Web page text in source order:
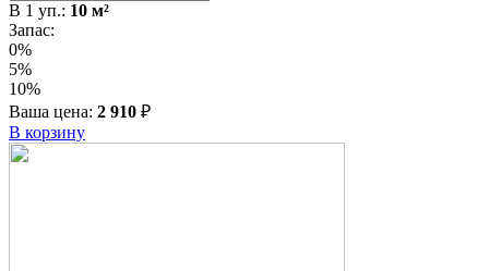
В 1 уп.: 10 м²
Запас:
0%
5%
10%
Ваша цена: 2 910 ₽
В корзину